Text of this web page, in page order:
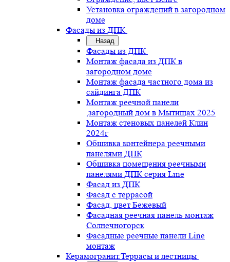
Установка ограждений в загородном
доме
Фасады из ДПК
Назад
Фасады из ДПК
Монтаж фасада из ДПК в
загородном доме
Монтаж фасада частного дома из
сайдинга ДПК
Монтаж реечной панели
,загородный дом в Мытищах 2025
Монтаж стеновых панелей Клин
2024г
Обшивка контейнера реечными
панелями ДПК
Обшивка помещения реечными
панелями ДПК серия Line
Фасад из ДПК
Фасад с террасой
Фасад, цвет Бежевый
Фасадная реечная панель монтаж
Солнечногорск
Фасадные реечные панели Line
монтаж
Керамогранит.Террасы и лестницы